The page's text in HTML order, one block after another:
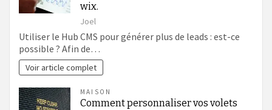
wix.
Joel
Utiliser le Hub CMS pour générer plus de leads : est-ce
possible ? Afin de…
Voir article complet
MAISON
Comment personnaliser vos volets